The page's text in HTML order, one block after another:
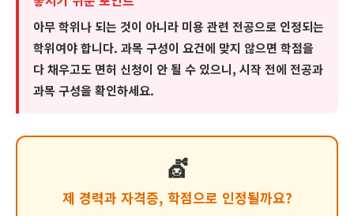
아무 학위나 되는 것이 아니라 미용 관련 전공으로 인정되는
학위여야 합니다. 과목 구성이 요건에 맞지 않으면 학점을
다 채우고도 면허 신청이 안 될 수 있으니, 시작 전에 전공과
과목 구성을 확인하세요.
💇
제 경력과 자격증, 학점으로 인정될까요?